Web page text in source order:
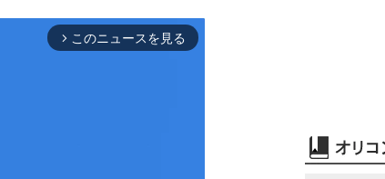
arrow_forward_ios このニュースを見る